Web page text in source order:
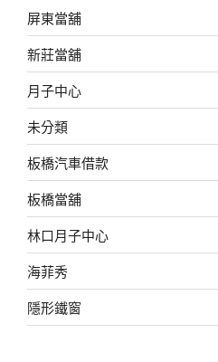
屏東當舖
新莊當舖
月子中心
未分類
板橋汽車借款
板橋當舖
林口月子中心
海菲秀
隱形鐵窗